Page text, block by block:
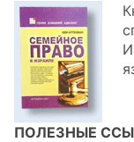
ПОЛЕЗНЫЕ